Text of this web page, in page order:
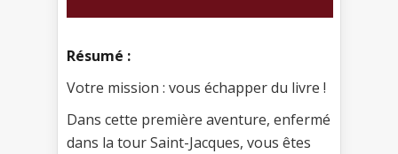
Résumé :
Votre mission : vous échapper du livre !
Dans cette première aventure, enfermé
dans la tour Saint-Jacques, vous êtes